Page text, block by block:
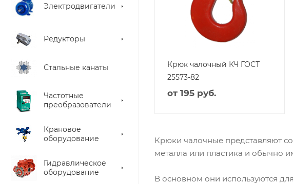
Электродвигатели
Редукторы
Стальные канаты
Частотные
преобразователи
Крановое
оборудование
Гидравлическое
оборудование
Крюк чалочный КЧ ГОСТ
25573-82
от 195 руб.
Крюки чалочные представляют
металла или пластика и обычно
В основном они используются